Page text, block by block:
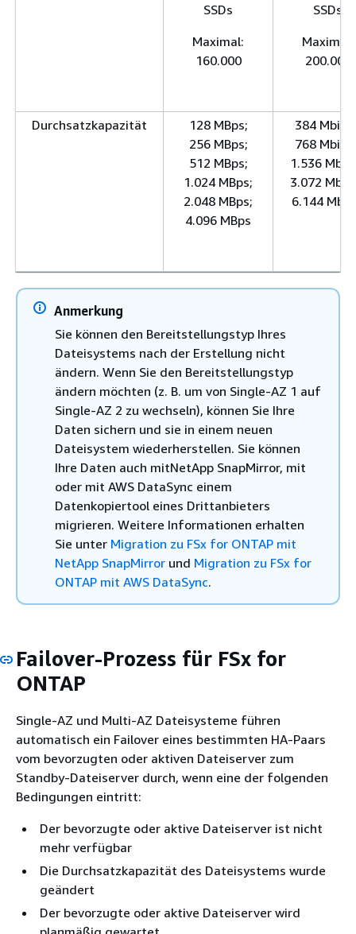
SSDs
Maximal:
160.000
SSDs
Maximal:
200.000
Durchsatzkapazität
128 MBps;
256 MBps;
512 MBps;
1.024 MBps;
2.048 MBps;
4.096 MBps
384 Mbit/
768 Mbit/
1.536
3.072
6.144
Anmerkung
Sie können den Bereitstellungstyp Ihres
Dateisystems nach der Erstellung nicht
ändern. Wenn Sie den Bereitstellungstyp
ändern möchten (z. B. um von Single-AZ 1 auf
Single-AZ 2 zu wechseln), können Sie Ihre
Daten sichern und sie in einem neuen
Dateisystem wiederherstellen. Sie können
Ihre Daten auch mitNetApp SnapMirror, mit
oder mit AWS DataSync einem
Datenkopiertool eines Drittanbieters
migrieren. Weitere Informationen erhalten
Sie unter Migration zu FSx for ONTAP mit
NetApp SnapMirror und Migration zu FSx for
ONTAP mit AWS DataSync.
Failover-Prozess für FSx for
ONTAP
Single-AZ und Multi-AZ Dateisysteme führen
automatisch ein Failover eines bestimmten HA-Paars
vom bevorzugten oder aktiven Dateiserver zum
Standby-Dateiserver durch, wenn eine der folgenden
Bedingungen eintritt:
Der bevorzugte oder aktive Dateiserver ist nicht
mehr verfügbar
Die Durchsatzkapazität des Dateisystems wurde
geändert
Der bevorzugte oder aktive Dateiserver wird